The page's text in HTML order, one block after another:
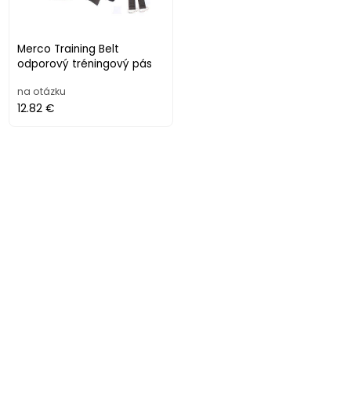
Merco Training Belt
odporový tréningový pás
na otázku
12.82 €